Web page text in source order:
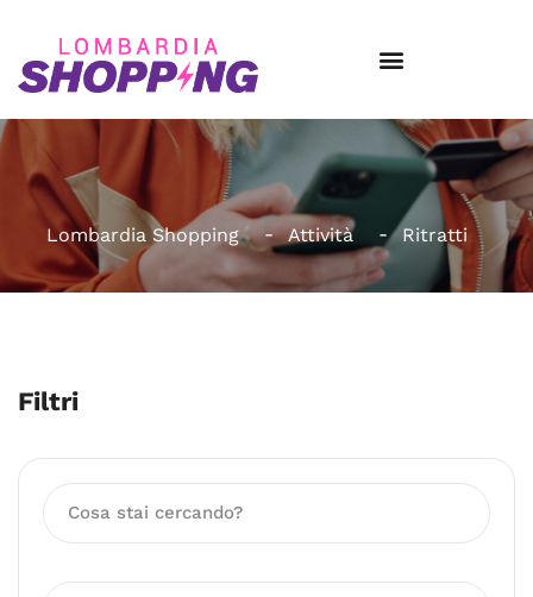
Lombardia Shopping Attività Ritratti
Filtri